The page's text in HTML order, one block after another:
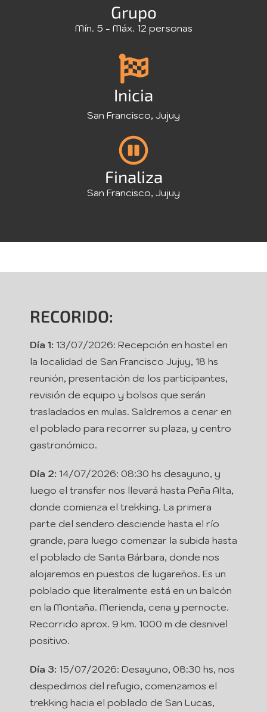
Grupo
Mín. 5 - Máx. 12 personas
Inicia
San Francisco, Jujuy
Finaliza
San Francisco, Jujuy
RECORIDO:
Día 1: 13/07/2026: Recepción en hostel en
la localidad de San Francisco Jujuy, 18 hs
reunión, presentación de los participantes,
revisión de equipo y bolsos que serán
trasladados en mulas. Saldremos a cenar en
el poblado para recorrer su plaza, y centro
gastronómico.
Día 2: 14/07/2026: 08:30 hs desayuno, y
luego el transfer nos llevará hasta Peña Alta,
donde comienza el trekking. La primera
parte del sendero desciende hasta el río
grande, para luego comenzar la subida hasta
el poblado de Santa Bárbara, donde nos
alojaremos en puestos de lugareños. Es un
poblado que literalmente está en un balcón
en la Montaña. Merienda, cena y pernocte.
Recorrido aprox. 9 km. 1000 m de desnivel
positivo.
Día 3: 15/07/2026: Desayuno, 08:30 hs, nos
despedimos del refugio, comenzamos el
trekking hacia el poblado de San Lucas,